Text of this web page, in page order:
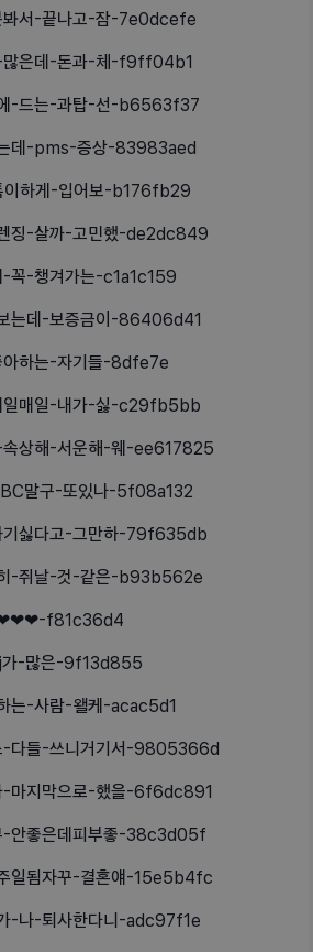
봐서-끝나고-잠-7e0dcefe
많은데-돈과-체-f9ff04b1
-드는-과탑-선-b6563f37
데-pms-증상-83983aed
이하게-입어보-b176fb29
징-살까-고민했-de2dc849
꼭-챙겨가는-c1a1c159
는데-보증금이-86406d41
아하는-자기들-8dfe7e
일매일-내가-싫-c29fb5bb
속상해-서운해-웨-ee617825
말구-또있나-5f08a132
기싫다고-그만하-79f635db
-쥐날-것-같은-b93b562e
❤❤❤-f81c36d4
-많은-9f13d855
는-사람-왤케-acac5d1
-다들-쓰니거기서-9805366d
-마지막으로-했을-6f6dc891
-안좋은데피부좋-38c3d05f
일됨자꾸-결혼얘-15e5b4fc
-나-퇴사한다니-adc97f1e